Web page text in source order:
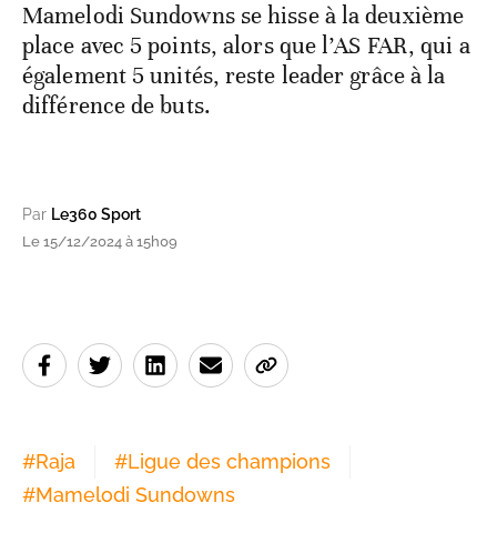
Mamelodi Sundowns se hisse à la deuxième
place avec 5 points, alors que l’AS FAR, qui a
également 5 unités, reste leader grâce à la
différence de buts.
Par Le360 Sport
Le 15/12/2024 à 15h09
#Raja #Ligue des champions
#Mamelodi Sundowns